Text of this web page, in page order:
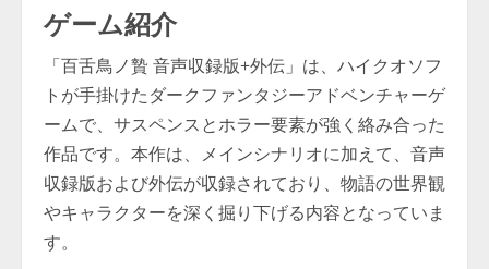
ゲーム紹介
「百舌鳥ノ贄 音声収録版+外伝」は、ハイクオソフ
トが手掛けたダークファンタジーアドベンチャーゲ
ームで、サスペンスとホラー要素が強く絡み合った
作品です。本作は、メインシナリオに加えて、音声
収録版および外伝が収録されており、物語の世界観
やキャラクターを深く掘り下げる内容となっていま
す。